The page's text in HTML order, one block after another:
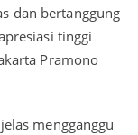
dan bertanggung
tinggi
Pramono
mengganggu